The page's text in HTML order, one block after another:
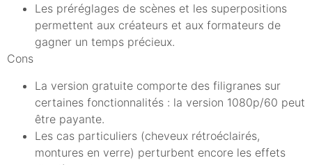
Les préréglages de scènes et les superpositions
permettent aux créateurs et aux formateurs de
gagner un temps précieux.
Cons
La version gratuite comporte des filigranes sur
certaines fonctionnalités : la version 1080p/60 peut
être payante.
Les cas particuliers (cheveux rétroéclairés,
montures en verre) perturbent encore les effets